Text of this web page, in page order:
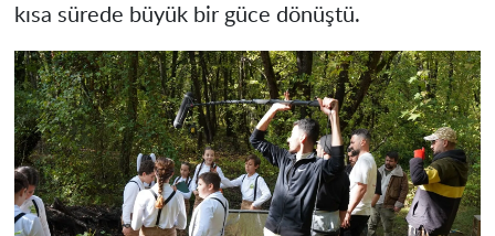
kısa sürede büyük bir güce dönüştü.